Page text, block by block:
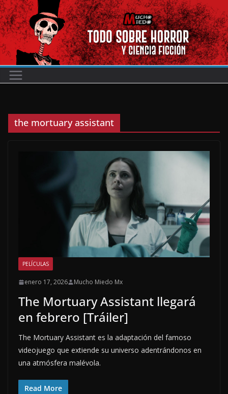
Saltar
al
contenido
the mortuary assistant
PELÍCULAS
enero 17, 2026 Mucho Miedo Mx
The Mortuary Assistant llegará
en febrero [Tráiler]
The Mortuary Assistant es la adaptación del famoso
videojuego que extiende su universo adentrándonos en
una atmósfera malévola.
Read More